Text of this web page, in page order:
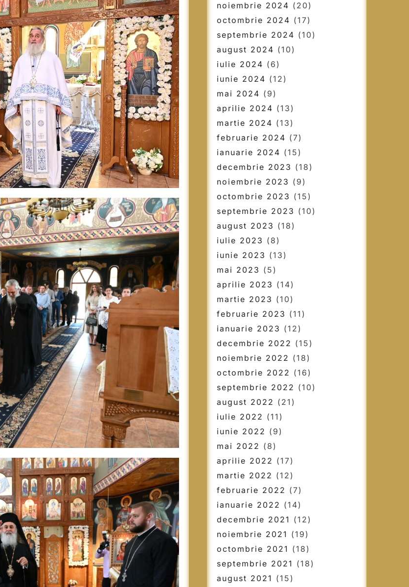
noiembrie 2024 (20)
octombrie 2024 (17)
septembrie 2024 (10)
august 2024 (10)
iulie 2024 (6)
iunie 2024 (12)
mai 2024 (9)
aprilie 2024 (13)
martie 2024 (13)
februarie 2024 (7)
ianuarie 2024 (15)
decembrie 2023 (18)
noiembrie 2023 (9)
octombrie 2023 (15)
septembrie 2023 (10)
august 2023 (18)
iulie 2023 (8)
iunie 2023 (13)
mai 2023 (5)
aprilie 2023 (14)
martie 2023 (10)
februarie 2023 (11)
ianuarie 2023 (12)
decembrie 2022 (15)
noiembrie 2022 (18)
octombrie 2022 (16)
septembrie 2022 (10)
august 2022 (21)
iulie 2022 (11)
iunie 2022 (9)
mai 2022 (8)
aprilie 2022 (17)
martie 2022 (12)
februarie 2022 (7)
ianuarie 2022 (14)
decembrie 2021 (12)
noiembrie 2021 (19)
octombrie 2021 (18)
septembrie 2021 (18)
august 2021 (15)